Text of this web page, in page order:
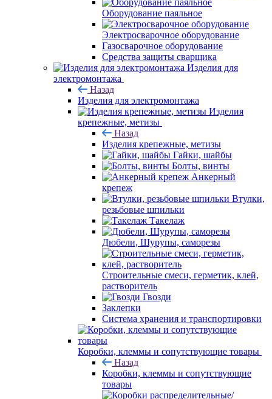
Оборудование паяльное
Электросварочное оборудование
Газосварочное оборудование
Средства защиты сварщика
Изделия для
электромонтажа
Назад
Изделия для электромонтажа
Изделия
крепежные, метизы
Назад
Изделия крепежные, метизы
Гайки, шайбы
Болты, винты
Анкерный
крепеж
Втулки,
резьбовые шпильки
Такелаж
Дюбели, Шурупы, саморезы
Строительные смеси, герметик, клей,
растворитель
Гвозди
Заклепки
Система хранения и транспортировки
Коробки, клеммы и сопутствующие товары
Назад
Коробки, клеммы и сопутствующие
товары